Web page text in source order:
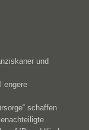
und
engere
schaffen